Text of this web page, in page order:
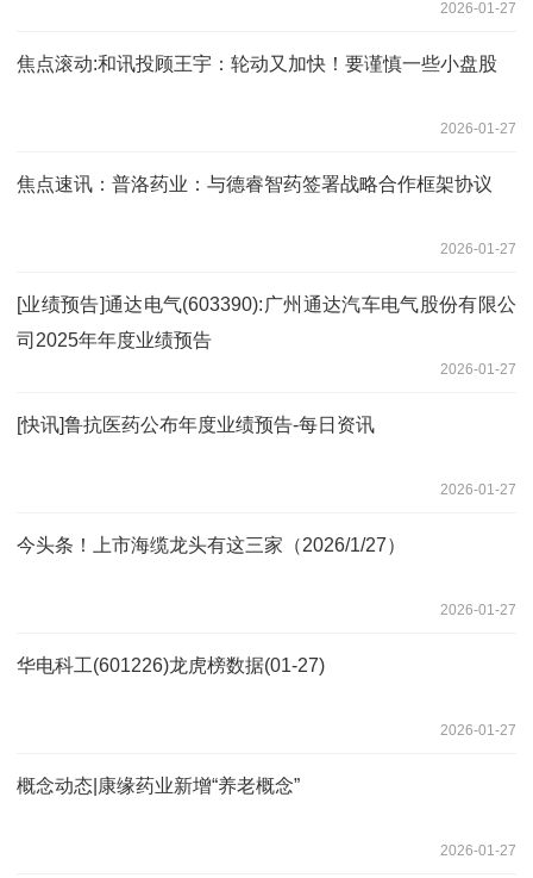
2026-01-27
焦点滚动:和讯投顾王宇：轮动又加快！要谨慎一些小盘股
2026-01-27
焦点速讯：普洛药业：与德睿智药签署战略合作框架协议
2026-01-27
[业绩预告]通达电气(603390):广州通达汽车电气股份有限公
司2025年年度业绩预告
2026-01-27
[快讯]鲁抗医药公布年度业绩预告-每日资讯
2026-01-27
今头条！上市海缆龙头有这三家（2026/1/27）
2026-01-27
华电科工(601226)龙虎榜数据(01-27)
2026-01-27
概念动态|康缘药业新增“养老概念”
2026-01-27